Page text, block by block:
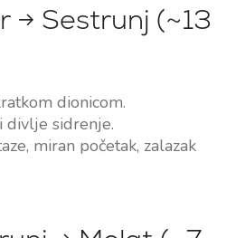
→ Sestrunj (~13
dionicom.
divlje sidrenje.
miran početak, zalazak